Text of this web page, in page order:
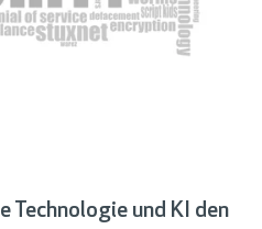
Technologie und KI den